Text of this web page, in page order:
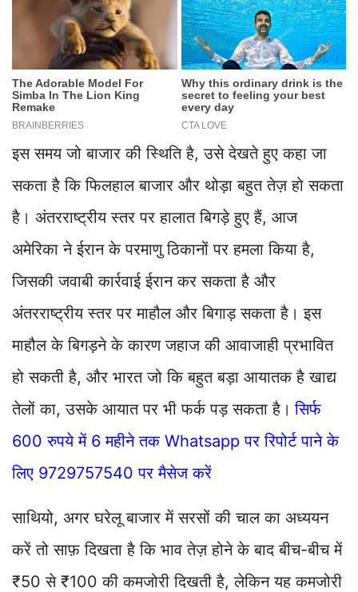
इस समय जो बाजार की स्थिति है, उसे देखते हुए कहा जा
सकता है कि फिलहाल बाजार और थोड़ा बहुत तेज़ हो सकता
है। अंतरराष्ट्रीय स्तर पर हालात बिगड़े हुए हैं, आज
अमेरिका ने ईरान के परमाणु ठिकानों पर हमला किया है,
जिसकी जवाबी कार्रवाई ईरान कर सकता है और
अंतरराष्ट्रीय स्तर पर माहौल और बिगाड़ सकता है। इस
माहौल के बिगड़ने के कारण जहाज की आवाजाही प्रभावित
हो सकती है, और भारत जो कि बहुत बड़ा आयातक है खाद्य
तेलों का, उसके आयात पर भी फर्क पड़ सकता है। सिर्फ
600 रुपये में 6 महीने तक Whatsapp पर रिपोर्ट पाने के
लिए 9729757540 पर मैसेज करें
साथियो, अगर घरेलू बाजार में सरसों की चाल का अध्ययन
करें तो साफ़ दिखता है कि भाव तेज़ होने के बाद बीच-बीच में
₹50 से ₹100 की कमजोरी दिखती है, लेकिन यह कमजोरी